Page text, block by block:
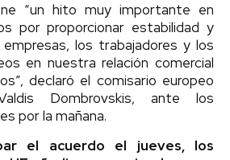
“un hito muy importante en
por proporcionar estabilidad y
empresas, los trabajadores y los
en nuestra relación comercial
declaró el comisario europeo
Dombrovskis, ante los
por la mañana.
el acuerdo el jueves, los